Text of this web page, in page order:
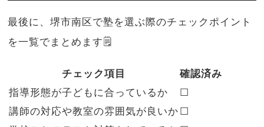
最後に、堺市南区で塾を選ぶ際のチェックポイント
を一覧でまとめます🗒️
チェック項目
確認済み
指導形態が子どもに合っているか
☐
講師の対応や教室の雰囲気が良いか ☐